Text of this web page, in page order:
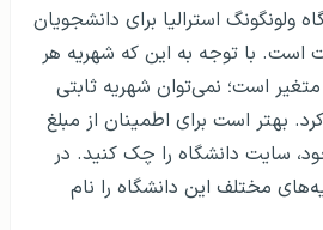
ولونگونگ استرالیا برای دانشجویان
است. با توجه به این که شهریه هر
است؛ نمی‌توان شهریه ثابتی
بهتر است برای اطمینان از مبلغ
سایت دانشگاه را چک کنید. در
مختلف این دانشگاه را نام